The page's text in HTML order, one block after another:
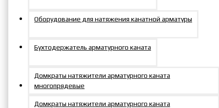
Оборудование для натяжения канатной арматуры
Бухтодержатель арматурного каната
Домкраты натяжители арматурного каната
многопрядевые
Домкраты натяжители арматурного каната
резьбы на
65
Количество
отверстий
на дне
4